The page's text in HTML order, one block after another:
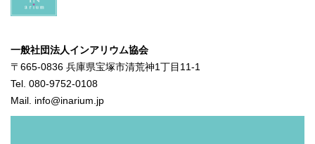
一般社団法人インアリウム協会
〒665-0836 兵庫県宝塚市清荒神1丁目11-1
Tel. 080-9752-0108
Mail. info@inarium.jp